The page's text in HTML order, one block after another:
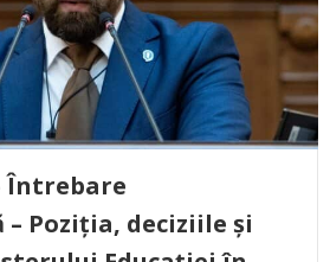
Întrebare
Poziția, deciziile și